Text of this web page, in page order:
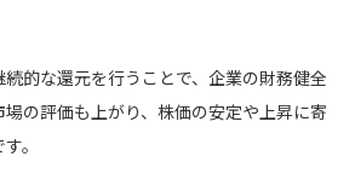
的な還元を行うことで、企業の財務健全
の評価も上がり、株価の安定や上昇に寄
。